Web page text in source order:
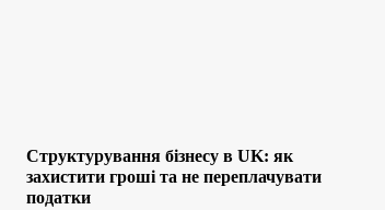
Структурування бізнесу в UK: як
захистити гроші та не переплачувати
податки